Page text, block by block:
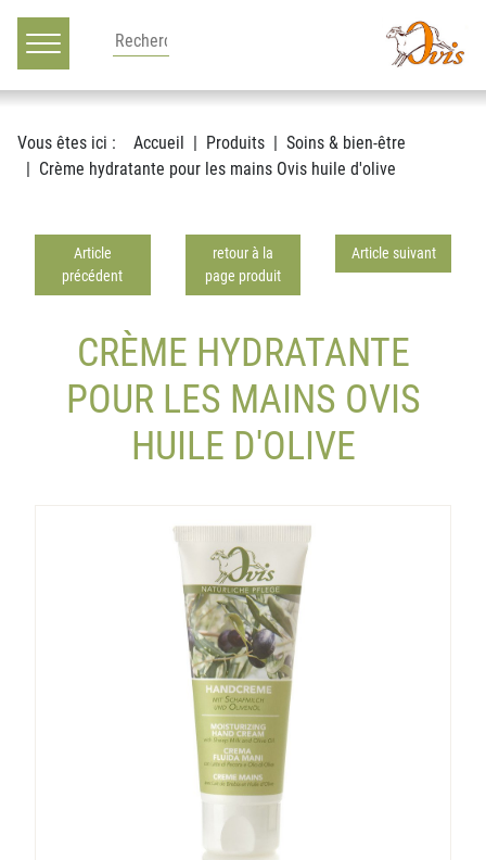
Main navigation
Voir le contenu
Vous êtes ici : Accueil Produits
Soins & bien-être
Crème hydratante pour les mains Ovis huile d'olive
Article
précédent
retour à la
page produit
Article suivant
CRÈME HYDRATANTE
POUR LES MAINS OVIS
HUILE D'OLIVE